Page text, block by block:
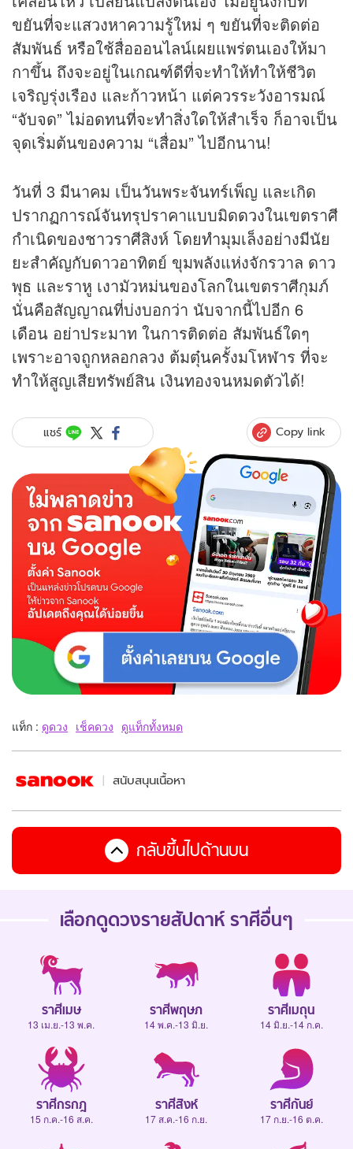
ขยันที่จะแสวงหาความรู้ใหม่ ๆ ขยันที่จะติดต่อ
สัมพันธ์ หรือใช้สื่อออนไลน์เผยแพร่ตนเองให้มา
กาขึ้น ถึงจะอยู่ในเกณฑ์ดีที่จะทำให้ทำให้ชีวิต
เจริญรุ่งเรือง และก้าวหน้า แต่ควรระวังอารมณ์
“จับจด” ไม่อดทนที่จะทำสิ่งใดให้สำเร็จ ก็อาจเป็น
จุดเริ่มต้นของความ “เสื่อม” ไปอีกนาน!
วันที่ 3 มีนาคม เป็นวันพระจันทร์เพ็ญ และเกิด
ปรากฏการณ์จันทรุปราคาแบบมิดดวงในเขตราศี
กำเนิดของชาวราศีสิงห์ โดยทำมุมเล็งอย่างมีนัย
ยะสำคัญกับดาวอาทิตย์ ขุมพลังแห่งจักรวาล ดาว
พุธ และราหู เงามัวหม่นของโลกในเขตราศีกุมภ์
นั่นคือสัญญาณที่บ่งบอกว่า นับจากนี้ไปอีก 6
เดือน อย่าประมาท ในการติดต่อ สัมพันธ์ใดๆ
เพราะอาจถูกหลอกลวง ต้มตุ๋นครั้งมโหฬาร ที่จะ
ทำให้สูญเสียทรัพย์สิน เงินทองจนหมดตัวได้!
แชร์ Copy link
แท็ก : ดูดวง เช็คดวง ดูแท็กทั้งหมด
สนับสนุนเนื้อหา
กลับขึ้นไปด้านบน
เลือกดูดวงรายสัปดาห์ ราศีอื่นๆ
ราศีเมษ
13 เม.ย.-13 พ.ค.
ราศีพฤษภ
14 พ.ค.-13 มิ.ย.
ราศีเมถุน
14 มิ.ย.-14 ก.ค.
ราศีกรกฎ
15 ก.ค.-16 ส.ค.
ราศีสิงห์
17 ส.ค.-16 ก.ย.
ราศีกันย์
17 ก.ย.-16 ต.ค.